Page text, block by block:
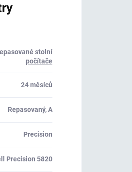
stolní
počítače
24 měsíců
Repasovaný, A
Precision
Precision 5820